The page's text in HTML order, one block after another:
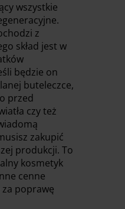
wszystkie
z
skład jest w
będzie on
buteleczce,
przed
czy też
zakupić
produkcji. To
kosmetyk
cenne
poprawę